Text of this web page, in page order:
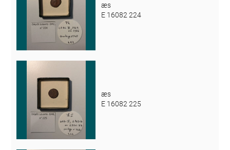
æs
E 16082 224
æs
E 16082 225